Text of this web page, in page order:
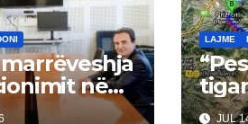
në
Kurtit
LAJME
JUL